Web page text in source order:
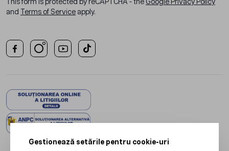
This form is protected by reCAPTCHA - the Google Privacy Policy
and
Terms of Service apply.
Gestionează setările pentru cookie-uri